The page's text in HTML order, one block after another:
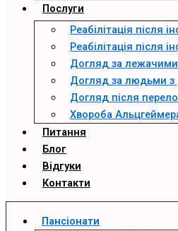
Послуги
Реабілітація після
Реабілітація після
Догляд за
Догляд за людьми з
Догляд після
Хвороба
Питання
Блог
Відгуки
Контакти
Пансіонати